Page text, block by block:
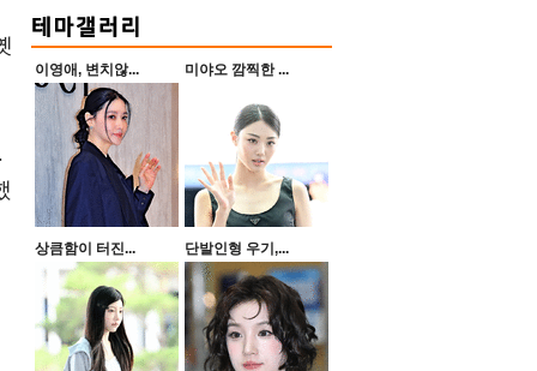
이영애, 변치않... 미야오 깜찍한 ...
상큼함이 터진... 단발인형 우기,...